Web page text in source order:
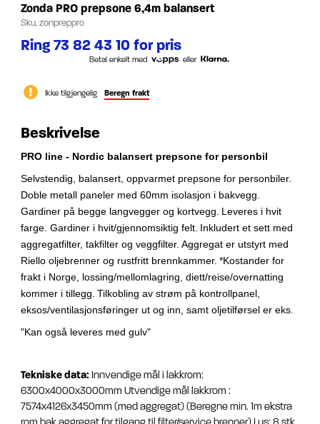
Zonda PRO prepsone 6,4m balansert
Sku.zonpreppro
Ring 73 82 43 10 for pris
Betal enkelt med eller
Ikke tilgjengelig Beregn frakt
Beskrivelse
PRO line - Nordic balansert prepsone for personbil
Selvstendig, balansert, oppvarmet prepsone for personbiler.
Doble metall paneler med 60mm isolasjon i bakvegg.
Gardiner på begge langvegger og kortvegg. Leveres i hvit
farge. Gardiner i hvit/gjennomsiktig felt. Inkludert et sett med
aggregatfilter, takfilter og veggfilter. Aggregat er utstyrt med
Riello oljebrenner og rustfritt brennkammer. *Kostander for
frakt i Norge, lossing/mellomlagring, diett/reise/overnatting
kommer i tillegg. Tilkobling av strøm på kontrollpanel,
eksos/ventilasjonsføringer ut og inn, samt oljetilførsel er eks.
"Kan også leveres med gulv"
Tekniske data:Innvendige mål i lakkrom:
6300x4000x3000mm Utvendige mål lakkrom :
7574x4126x3450mm (med aggregat)(Beregne min. 1m ekstra